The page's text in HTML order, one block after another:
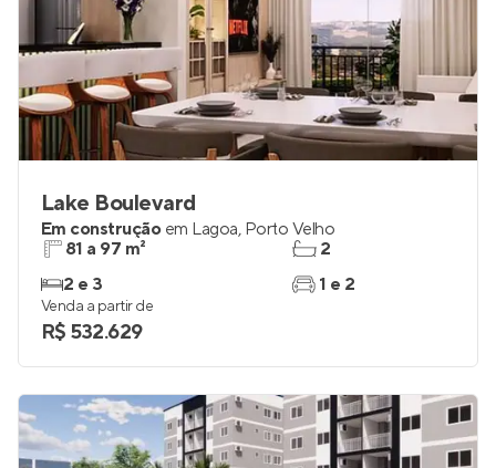
Lake Boulevard
Em construção em Lagoa, Porto Velho
81 a 97 m²
2 e 3
2
1 e 2
Venda a partir de
R$ 532.629